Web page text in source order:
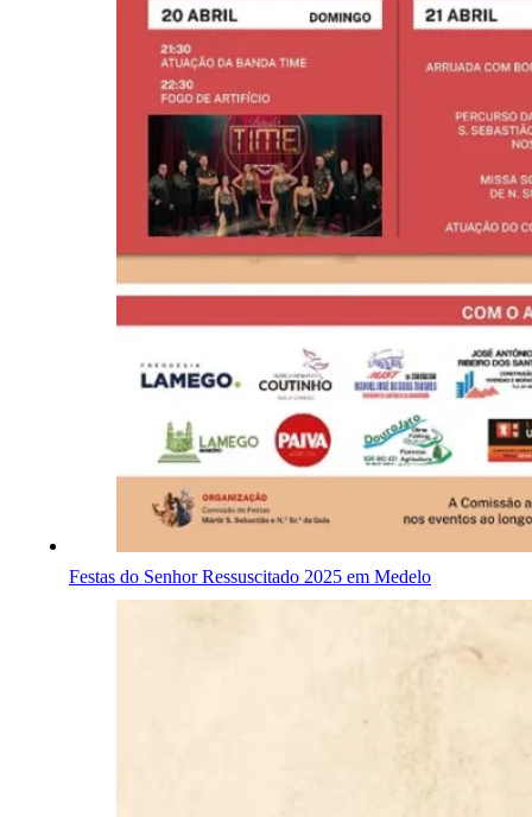
Festas do Senhor Ressuscitado 2025 em Medelo